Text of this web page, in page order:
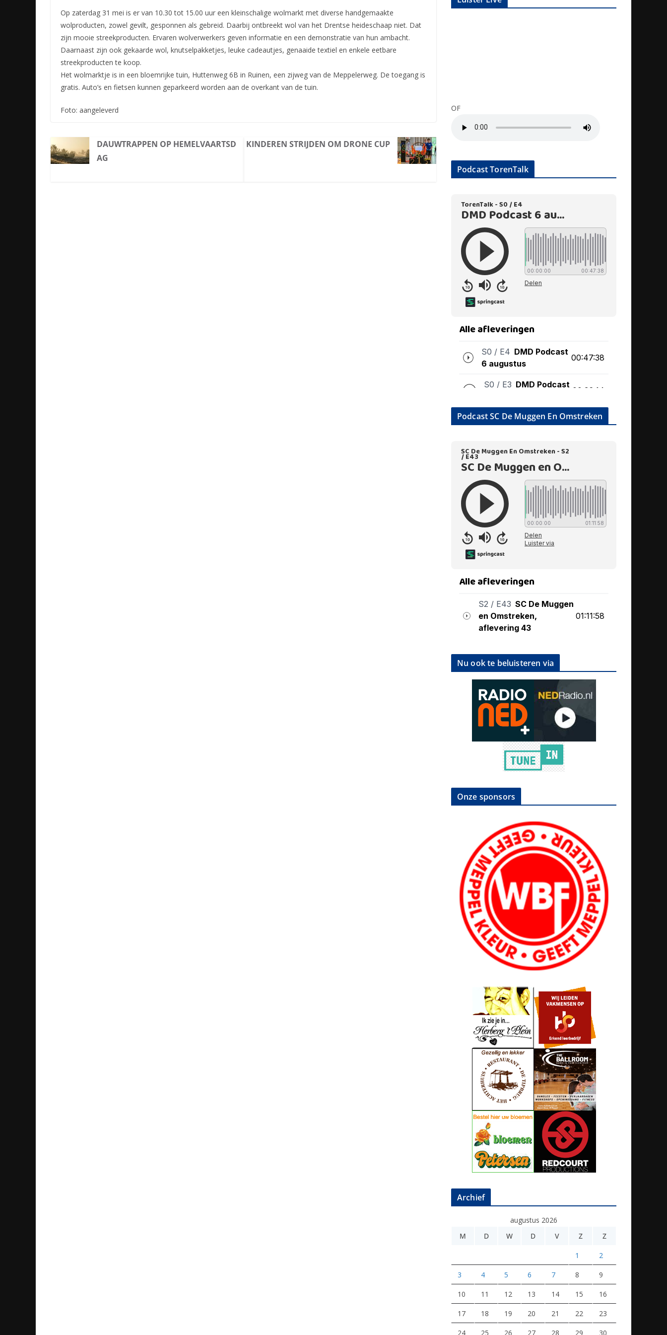
Op zaterdag 31 mei is er van 10.30 tot 15.00 uur een kleinschalige wolmarkt met diverse handgemaakte
wolproducten, zowel gevilt, gesponnen als gebreid. Daarbij ontbreekt wol van het Drentse heideschaap niet. Dat
zijn mooie streekproducten. Ervaren wolverwerkers geven informatie en een demonstratie van hun ambacht.
Daarnaast zijn ook gekaarde wol, knutselpakketjes, leuke cadeautjes, genaaide textiel en enkele eetbare
streekproducten te koop.
Het wolmarktje is in een bloemrijke tuin, Huttenweg 6B in Ruinen, een zijweg van de Meppelerweg. De toegang is
gratis. Auto’s en fietsen kunnen geparkeerd worden aan de overkant van de tuin.
Foto: aangeleverd
DAUWTRAPPEN OP HEMELVAARTSD
AG
KINDEREN STRIJDEN OM DRONE CUP
OF
Podcast TorenTalk
Podcast SC De Muggen En Omstreken
Nu ook te beluisteren via
Onze sponsors
Archief
augustus 2026
M
D W D V Z Z
1 2
3 4 5 6 7 8 9
10 11 12 13 14 15 16
17 18 19 20 21 22 23
24 25 26 27 28 29 30